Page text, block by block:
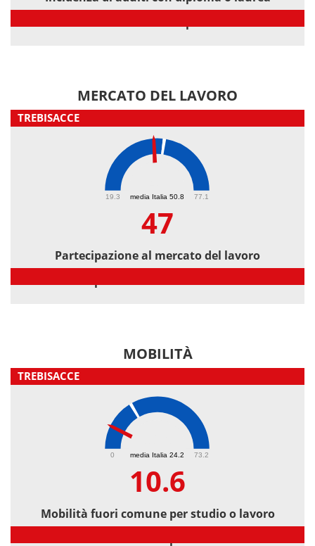
MERCATO DEL LAVORO
TREBISACCE
media Italia 50.8
19.3 77.1
47
Partecipazione al mercato del lavoro
MOBILITÀ
TREBISACCE
media Italia 24.2
0 73.2
10.6
Mobilità fuori comune per studio o lavoro